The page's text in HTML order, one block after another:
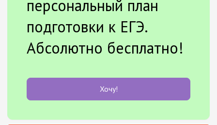
персональный план
подготовки к ЕГЭ.
Абсолютно бесплатно!
Хочу!